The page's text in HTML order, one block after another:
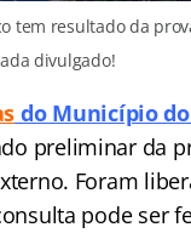
tem resultado da
divulgado!
s do Município
preliminar da
Foram
pode ser